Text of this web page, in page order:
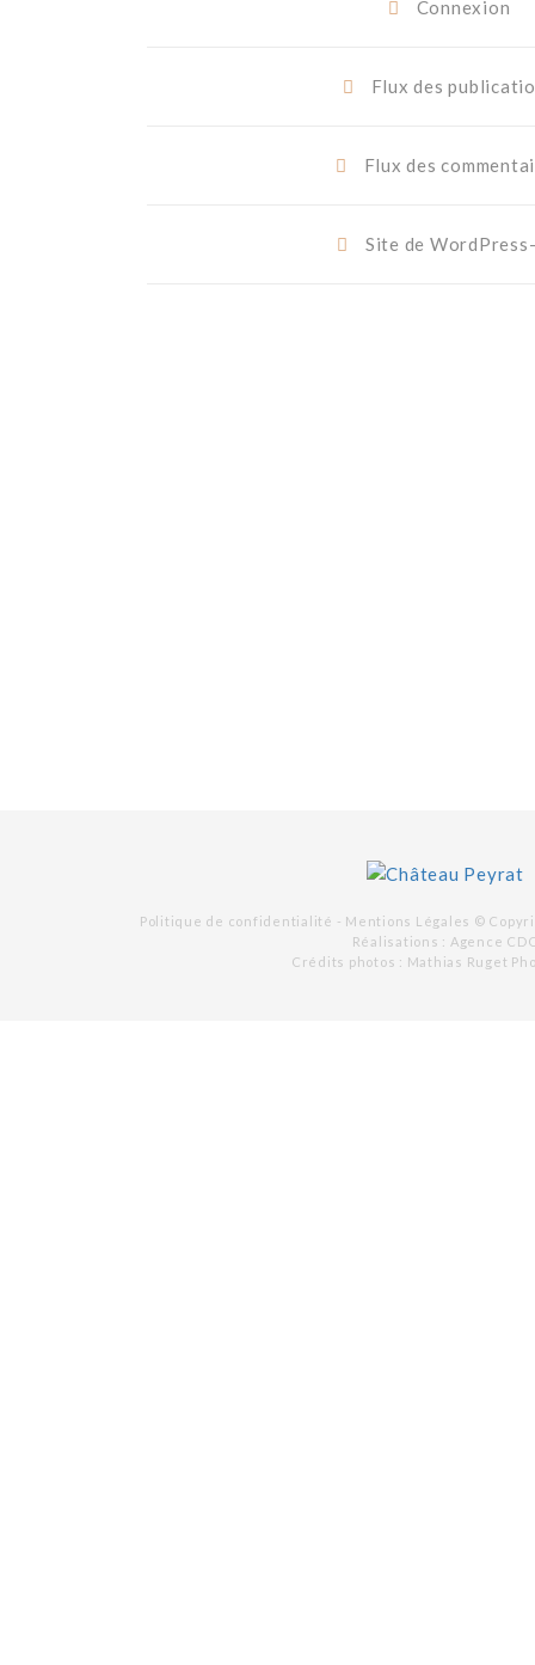
Connexion
Flux des
Flux des
Site de
Politique de confidentialité - Mentions Légales ©
Réalisations : Agence
Crédits photos : Mathias Ruget